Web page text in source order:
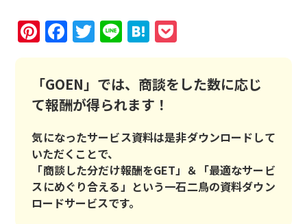
Pinterest
Facebook
Twitter
LineHatena
「GOEN」では、商談をした数に応じ
て報酬が得られます！
気になったサービス資料は是非ダウンロードして
いただくことで、
「商談した分だけ報酬をGET」＆「最適なサービ
スにめぐり合える」という一石二鳥の資料ダウン
ロードサービスです。